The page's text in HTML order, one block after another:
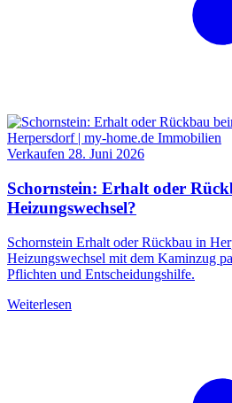
Verkaufen 28. Juni 2026
Schornstein: Erhalt oder
Heizungswechsel?
Schornstein Erhalt oder Rückbau in
Heizungswechsel mit dem Kaminzug
Pflichten und Entscheidungshilfe.
Weiterlesen